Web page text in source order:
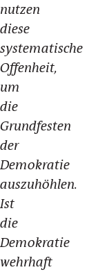
nutzen
diese
systematische
Offenheit,
um
die
Grundfesten
der
Demokratie
auszuhöhlen.
Ist
die
Demokratie
wehrhaft